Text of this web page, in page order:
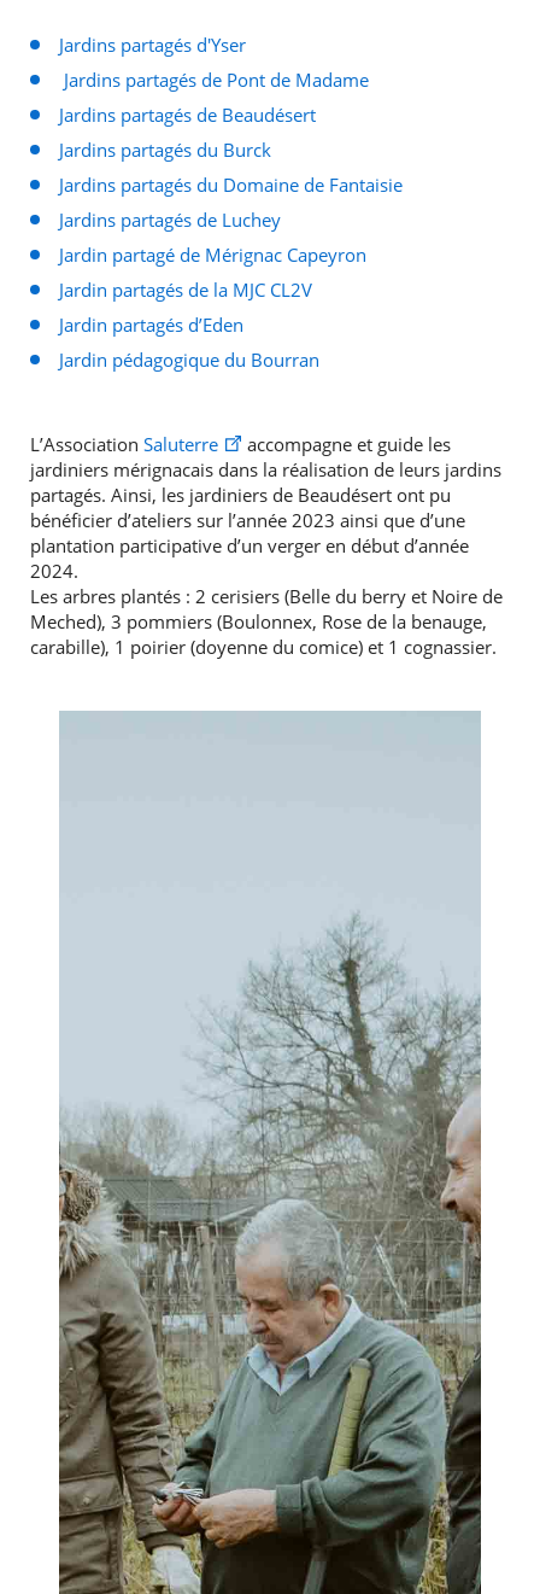
Jardins partagés d'Yser
Jardins partagés de Pont de Madame
Jardins partagés de Beaudésert
Jardins partagés du Burck
Jardins partagés du Domaine de Fantaisie
Jardins partagés de Luchey
Jardin partagé de Mérignac Capeyron
Jardin partagés de la MJC CL2V
Jardin partagés d’Eden
Jardin pédagogique du Bourran
L’Association Saluterre
accompagne et guide les
jardiniers mérignacais dans la réalisation de leurs jardins
partagés. Ainsi, les jardiniers de Beaudésert ont pu
bénéficier d’ateliers sur l’année 2023 ainsi que d’une
plantation participative d’un verger en début d’année
2024.
Les arbres plantés : 2 cerisiers (Belle du berry et Noire de
Meched), 3 pommiers (Boulonnex, Rose de la benauge,
carabille), 1 poirier (doyenne du comice) et 1 cognassier.